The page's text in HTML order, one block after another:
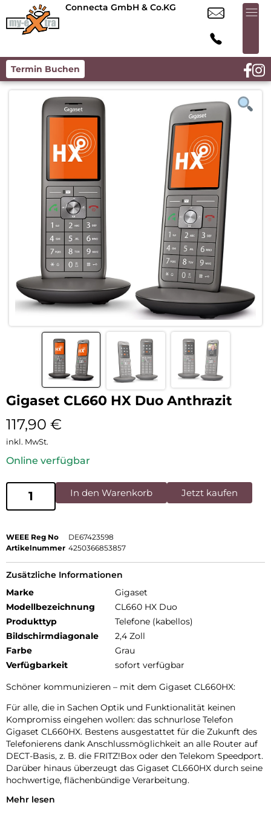
Connecta GmbH & Co.KG
Termin Buchen
Gigaset CL660 HX Duo Anthrazit
117,90 €
inkl. MwSt.
Online verfügbar
In den Warenkorb Jetzt kaufen
WEEE Reg No
DE67423598
Artikelnummer 4250366853857
Zusätzliche Informationen
Marke
Gigaset
Modellbezeichnung
CL660 HX Duo
Produkttyp
Telefone (kabellos)
Bildschirmdiagonale
2,4 Zoll
Farbe
Grau
Verfügbarkeit
sofort verfügbar
Schöner kommunizieren – mit dem Gigaset CL660HX:
Für alle, die in Sachen Optik und Funktionalität keinen
Kompromiss eingehen wollen: das schnurlose Telefon
Gigaset CL660HX. Bestens ausgestattet für die Zukunft des
Telefonierens dank Anschlussmöglichkeit an alle Router auf
DECT-Basis, z. B. die FRITZ!Box oder den Telekom Speedport.
Darüber hinaus überzeugt das Gigaset CL660HX durch seine
hochwertige, flächenbündige Verarbeitung.
Überzeugt in Optik und Handhabung. So muss Telefonieren
Mehr lesen